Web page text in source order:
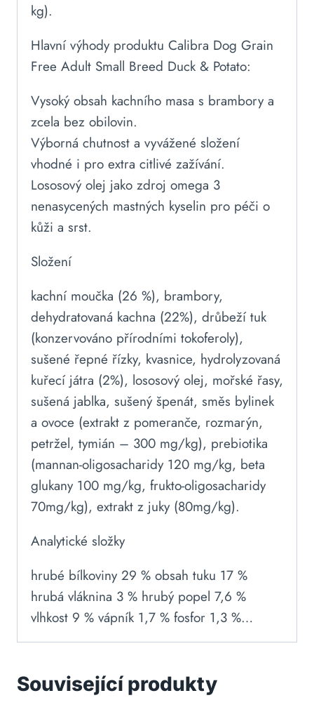
kg).
Hlavní výhody produktu Calibra Dog Grain
Free Adult Small Breed Duck & Potato:
Vysoký obsah kachního masa s brambory a
zcela bez obilovin.
Výborná chutnost a vyvážené složení
vhodné i pro extra citlivé zažívání.
Lososový olej jako zdroj omega 3
nenasycených mastných kyselin pro péči o
kůži a srst.
Složení
kachní moučka (26 %), brambory,
dehydratovaná kachna (22%), drůbeží tuk
(konzervováno přírodními tokoferoly),
sušené řepné řízky, kvasnice, hydrolyzovaná
kuřecí játra (2%), lososový olej, mořské řasy,
sušená jablka, sušený špenát, směs bylinek
a ovoce (extrakt z pomeranče, rozmarýn,
petržel, tymián – 300 mg/kg), prebiotika
(mannan-oligosacharidy 120 mg/kg, beta
glukany 100 mg/kg, frukto-oligosacharidy
70mg/kg), extrakt z juky (80mg/kg).
Analytické složky
hrubé bílkoviny 29 % obsah tuku 17 %
hrubá vláknina 3 % hrubý popel 7,6 %
vlhkost 9 % vápník 1,7 % fosfor 1,3 %…
Související produkty